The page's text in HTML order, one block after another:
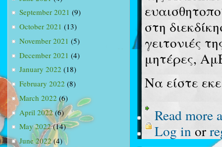
September 2021 (9)
October 2021 (13)
November 2021 (5)
December 2021 (4)
January 2022 (18)
February 2022 (8)
March 2022 (6)
April 2022(6)
May 2022(14)
June 2022(4)
στη
γειτονιές
μητέρες,
Να είστε
Read more
Log in or